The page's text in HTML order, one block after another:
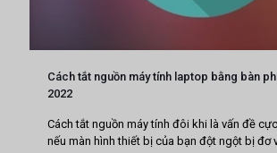
Cách tắt nguồn máy tính laptop bằng bàn
2022
Cách tắt nguồn máy tính đôi khi là vấn đề
nếu màn hình thiết bị của bạn đột ngột bị đơ